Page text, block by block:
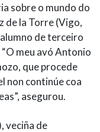
sobre o mundo do
de la Torre (Vigo,
de terceiro
meu avó Antonio
que procede
non continúe coa
asegurou.
veciña de